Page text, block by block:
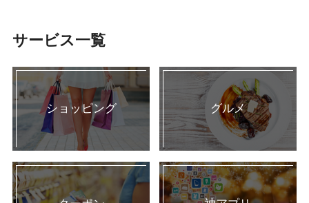
サービス一覧
ショッピング グルメ